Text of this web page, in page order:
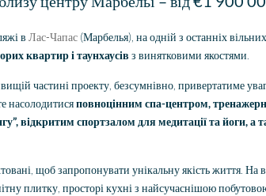
в Лас-Чапас (Марбелья), на одній з останніх
квартир і таунхаусів з винятковими якостями.
частині проекту, безсумнівно, привертатиме
насолодитисяповноцінним спа-центром,
відкритим спортзалом для медитації та йоги, а
щоб запропонувати унікальну якість життя. На
плитку, просторі кухні з найсучаснішою